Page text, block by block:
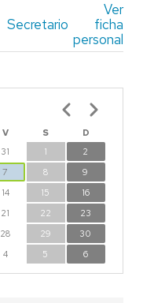
Secretario
Ver
ficha
personal
V S
D
31 1
2
7 8
9
14 15
16
21 22
23
28 29
30
4 5 6
Paginación